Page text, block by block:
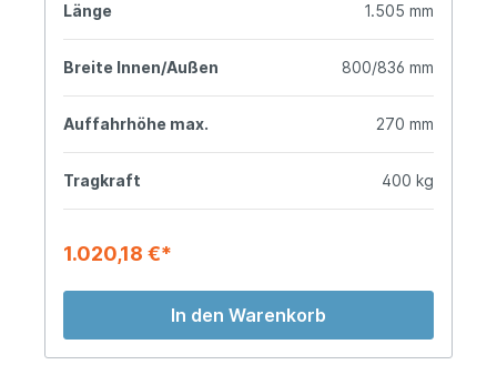
Länge 1.505 mm
Breite Innen/Außen 800/836 mm
Auffahrhöhe max. 270 mm
Tragkraft 400 kg
1.020,18 €*
In den Warenkorb